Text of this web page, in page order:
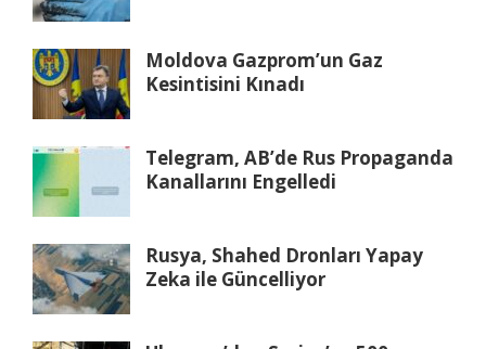
Moldova Gazprom’un Gaz
Kesintisini Kınadı
Telegram, AB’de Rus Propaganda
Kanallarını Engelledi
Rusya, Shahed Dronları Yapay
Zeka ile Güncelliyor